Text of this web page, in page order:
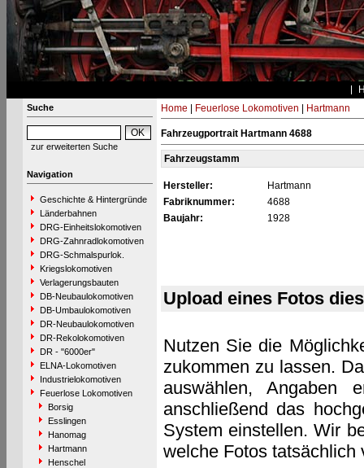
Suche
zur erweiterten Suche
Navigation
Geschichte & Hintergründe
Länderbahnen
DRG-Einheitslokomotiven
DRG-Zahnradlokomotiven
DRG-Schmalspurlok.
Kriegslokomotiven
Verlagerungsbauten
DB-Neubaulokomotiven
DB-Umbaulokomotiven
DR-Neubaulokomotiven
DR-Rekolokomotiven
DR - "6000er"
ELNA-Lokomotiven
Industrielokomotiven
Feuerlose Lokomotiven
Borsig
Esslingen
Hanomag
Hartmann
Henschel
Home Feuerlose Lokomotiven Hartmann
Fahrzeugportrait Hartmann 4688
Fahrzeugstamm
Hersteller:
Hartmann
Fabriknummer:
4688
Baujahr:
1928
Upload eines Fotos
Nutzen Sie die
zukommen zu lassen.
auswählen, Angaben
anschließend das
System einstellen. Wir
welche Fotos tatsächlich